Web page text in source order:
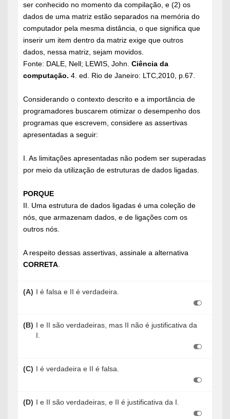
ser conhecido no momento da compilação, e (2) os
dados de uma matriz estão separados na memória do
computador pela mesma distância, o que significa que
inserir um item dentro da matriz exige que outros
dados, nessa matriz, sejam movidos.
Fonte: DALE, Nell; LEWIS, John. Ciência da
computação. 4. ed. Rio de Janeiro: LTC,2010, p.67.
Considerando o contexto descrito e a importância de
programadores buscarem otimizar o desempenho dos
programas que escrevem, considere as assertivas
apresentadas a seguir:
I. As limitações apresentadas não podem ser superadas
por meio da utilização de estruturas de dados ligadas.
PORQUE
II. Uma estrutura de dados ligadas é uma coleção de
nós, que armazenam dados, e de ligações com os
outros nós.
A respeito dessas assertivas, assinale a alternativa
CORRETA
(A) I é falsa e II é verdadeira.
(B) I e II são verdadeiras, mas II não é justificativa da
I.
(C) I é verdadeira e II é falsa.
(D) I e II são verdadeiras, e II é justificativa da I.